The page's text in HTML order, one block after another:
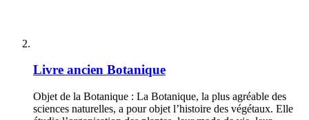
Livre ancien Botanique
Objet de la Botanique : La Botanique, la plus agréable des
sciences naturelles, a pour objet l’histoire des végétaux. Elle